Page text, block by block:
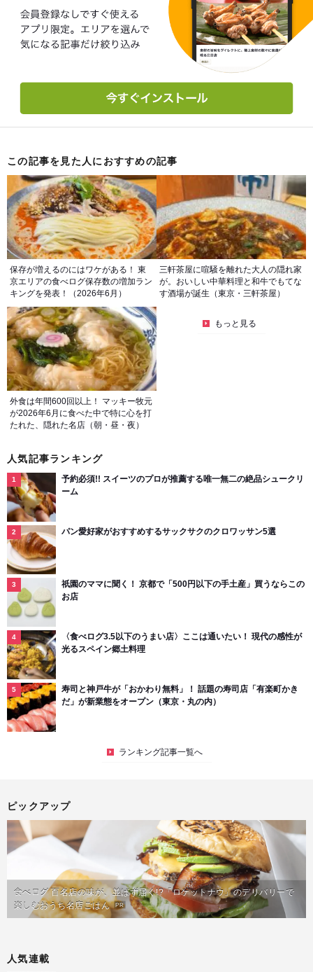
この記事を見た人におすすめの記事
保存が増えるのにはワケがある！ 東
京エリアの食べログ保存数の増加ラン
キングを発表！（2026年6月）
三軒茶屋に喧騒を離れた大人の隠れ家
が。おいしい中華料理と和牛でもてな
す酒場が誕生（東京・三軒茶屋）
外食は年間600回以上！ マッキー牧元
が2026年6月に食べた中で特に心を打
たれた、隠れた名店（朝・昼・夜）
もっと見る
人気記事ランキング
予約必須!! スイーツのプロが推薦する唯一無二の絶品シュークリ
ーム
パン愛好家がおすすめするサックサクのクロワッサン5選
祇園のママに聞く！ 京都で「500円以下の手土産」買うならこの
お店
〈食べログ3.5以下のうまい店〉ここは通いたい！ 現代の感性が
光るスペイン郷土料理
寿司と神戸牛が「おかわり無料」！ 話題の寿司店「有楽町かき
だ」が新業態をオープン（東京・丸の内）
ランキング記事一覧へ
ピックアップ
食べログ 百名店の味が、並ばず届く!?「ロケットナウ」のデリバリーで
楽しむおうち名店ごはん PR
人気連載